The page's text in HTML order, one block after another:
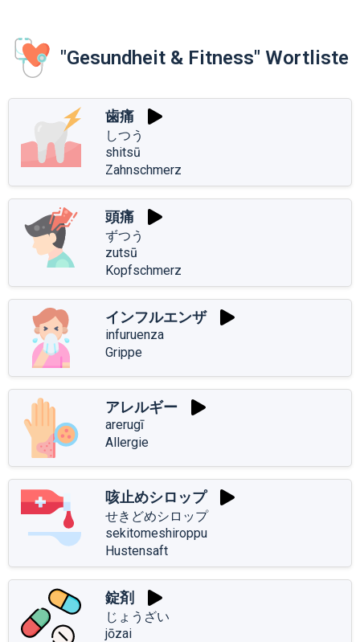
"Gesundheit & Fitness" Wortliste
歯痛
しつう
shitsū
Zahnschmerz
頭痛
ずつう
zutsū
Kopfschmerz
インフルエンザ
infuruenza
Grippe
アレルギー
arerugī
Allergie
咳止めシロップ
せきどめシロップ
sekitomeshiroppu
Hustensaft
錠剤
じょうざい
jōzai